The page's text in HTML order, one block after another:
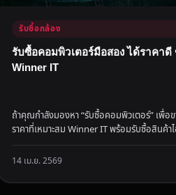
รับซื้อกล้อง
รับซื้อคอมพิวเตอร์มือสอง ได้ราคาดี
Winner IT
ถ้าคุณกำลังมองหา “รับซื้อคอมพิวเตอร์” เพื่อข
ราคาที่เหมาะสม Winner IT พร้อมรับซื้อสินค้
14 เม.ย. 2569